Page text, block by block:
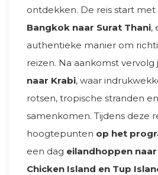
ontdekken. De reis start met
Bangkok naar Surat Thani,
authentieke manier om
reizen. Na aankomst vervolg
naar Krabi, waar
rotsen, tropische stranden
samenkomen. Tijdens deze
hoogtepunten op het
een dag eilandhoppen
Chicken Island en Tup